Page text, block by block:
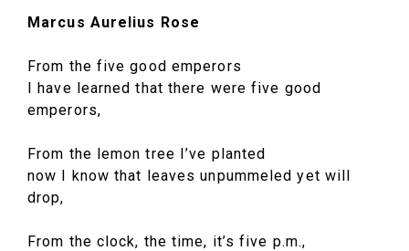
Marcus Aurelius Rose
From the five good emperors
I have learned that there were five good
emperors,
From the lemon tree I’ve planted
now I know that leaves unpummeled yet will
drop,
From the clock, the time, it’s five p.m.,